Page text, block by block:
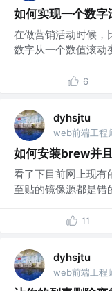
如何实现一个数字
在做营销活动时候，
数字从一个数值滚动
6
dyhsjtu
web前端工程
如何安装brew并
看了下目前网上现有
至贴的镜像源都是错
11
dyhsjtu
web前端工程